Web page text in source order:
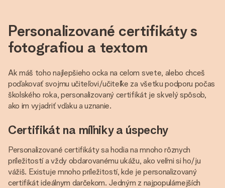
Personalizované certifikáty s
fotografiou a textom
Ak máš toho najlepšieho ocka na celom svete, alebo chceš
poďakovať svojmu učiteľovi/učiteľke za všetku podporu počas
školského roka, personalizovaný certifikát je skvelý spôsob,
ako im vyjadriť vďaku a uznanie.
Certifikát na míľniky a úspechy
Personalizované certifikáty sa hodia na mnoho rôznych
príležitostí a vždy obdarovanému ukážu, ako veľmi si ho/ju
vážiš. Existuje mnoho príležitostí, kde je personalizovaný
certifikát ideálnym darčekom. Jedným z najpopulárnejších